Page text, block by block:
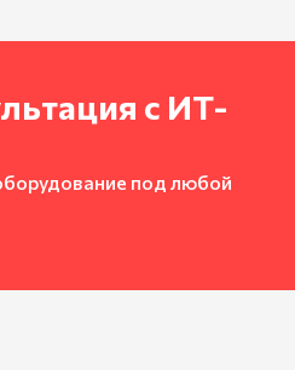
с ИТ-
под любой